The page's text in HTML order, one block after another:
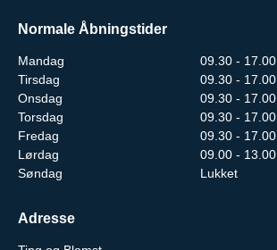
Normale Åbningstider
Mandag
09.30 - 17.00
Tirsdag
09.30 - 17.00
Onsdag
09.30 - 17.00
Torsdag
09.30 - 17.00
Fredag
09.30 - 17.00
Lørdag
09.00 - 13.00
Søndag
Lukket
Adresse